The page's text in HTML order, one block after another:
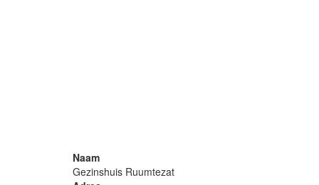
Naam
Gezinshuis Ruumtezat